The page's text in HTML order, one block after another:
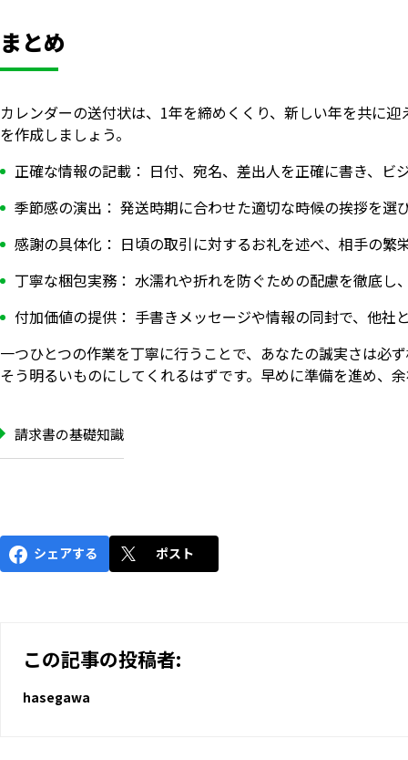
まとめ
カレンダーの送付状は、1年を締めくくり、新しい年を共に
を作成しましょう。
正確な情報の記載： 日付、宛名、差出人を正確に書き、ビ
季節感の演出： 発送時期に合わせた適切な時候の挨拶を選
感謝の具体化： 日頃の取引に対するお礼を述べ、相手の繁
丁寧な梱包実務： 水濡れや折れを防ぐための配慮を徹底し
付加価値の提供： 手書きメッセージや情報の同封で、他社
一つひとつの作業を丁寧に行うことで、あなたの誠実さは必
そう明るいものにしてくれるはずです。早めに準備を進め、
請求書の基礎知識
シェアする ポスト
この記事の投稿者:
hasegawa